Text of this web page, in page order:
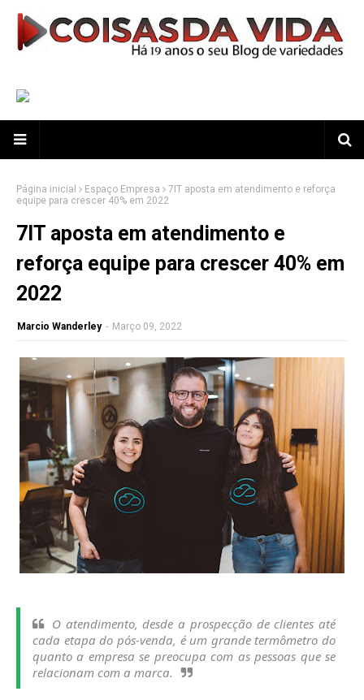
Página inicial Espaço Empresa
7IT aposta em atendimento e reforça
equipe para crescer 40% em 2022
7IT aposta em atendimento e
reforça equipe para crescer 40% em
2022
Marcio Wanderley - Março 09, 2022
O atendimento, desde a prospecção de clientes até
cada etapa do pós-venda, é um grande termômetro do
quanto a empresa se preocupa com as pessoas que se
relacionam com a marca.